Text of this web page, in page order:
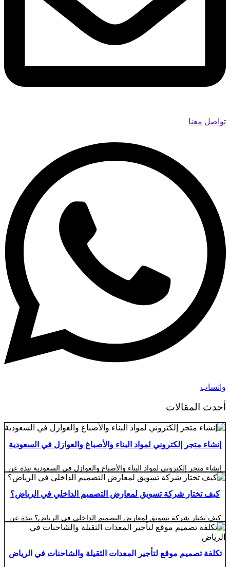
تواصل معنا
واتساب
أحدث المقالات
إنشاء متجر إلكتروني لمواد البناء والأصباغ والعوازل في السعودية
إنشاء متجر إلكتروني لمواد البناء والأصباغ والعوازل في السعودية نبذة عن
إنشاء متجر إلكتروني لمواد البناء والأصباغ والعوازل في السعودية أصبح
إنشاء متجر إلكتروني لمواد البناء والأصباغ والعوازل في السعودية خطوة
مهمة للمصانع والموردين والمستوردين والمعارض الراغبة في توسيع نشاطها
والوصول إلى المقاولين وشركات الإنشاء وأصحاب المنازل والمشروعات
كيف تختار شركة تسويق لمعارض التصميم الداخلي في الرياض؟
كيف تختار شركة تسويق لمعارض التصميم الداخلي في الرياض؟ نبذة عن
كيف تختار شركة تسويق لمعارض التصميم الداخلي في الرياض؟ اختيار
شركة تسويق لمعارض التصميم الداخلي في الرياض ليس قرارًا بسيطًا
يعتمد على جمال التصميمات أو عدد المتابعين الذي تعدك الشركة بتحقيقه،
لأن التسويق في قطاع الديكور والتصميم الداخلي يحتاج إلى فهم عميق
لسلوك العميل […]
تكلفة تصميم موقع لتأجير المعدات الثقيلة والشاحنات في الرياض